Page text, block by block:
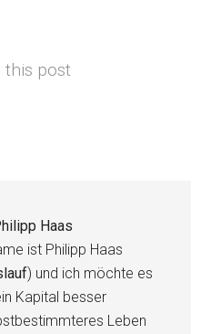
this post
Haas
ist Philipp Haas
) und ich möchte es
Kapital besser
Leben